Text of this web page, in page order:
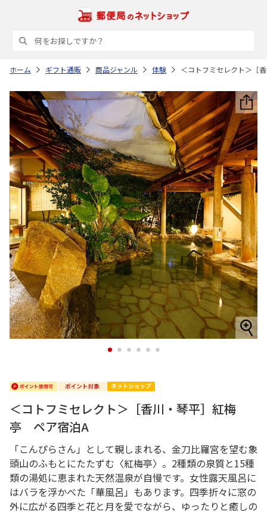
ホーム ギフト通販 商品ジャンル 体験 ＜コトフミセレクト＞［
1 2 3 4 5 6
＜コトフミセレクト＞［香川・琴平］紅梅
亭 ペア宿泊A
「こんぴらさん」として親しまれる、金刀比羅宮を望む象
頭山のふもとにたたずむ〈紅梅亭〉。2種類の泉質と15種
類の湯処に恵まれた天然温泉が自慢です。女性露天風呂に
はバラを浮かべた「華風呂」もあります。四季折々に窓の
外に広がる四季と花と月を愛でながら、ゆったりと癒しの